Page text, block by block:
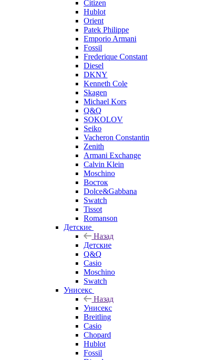
Citizen
Hublot
Orient
Patek Philippe
Emporio Armani
Fossil
Frederique Constant
Diesel
DKNY
Kenneth Cole
Skagen
Michael Kors
Q&Q
SOKOLOV
Seiko
Vacheron Constantin
Zenith
Armani Exchange
Calvin Klein
Moschino
Восток
Dolce&Gabbana
Swatch
Tissot
Romanson
Детские
Назад
Детские
Q&Q
Casio
Moschino
Swatch
Унисекс
Назад
Унисекс
Breitling
Casio
Chopard
Hublot
Fossil